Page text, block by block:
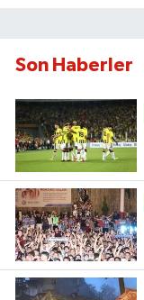
Son Haberler